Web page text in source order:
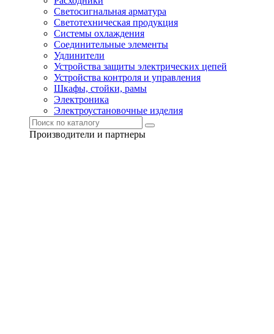
Светосигнальная арматура
Светотехническая продукция
Системы охлаждения
Соединительные элементы
Удлинители
Устройства защиты электрических цепей
Устройства контроля и управления
Шкафы, стойки, рамы
Электроника
Электроустановочные изделия
Производители и партнеры